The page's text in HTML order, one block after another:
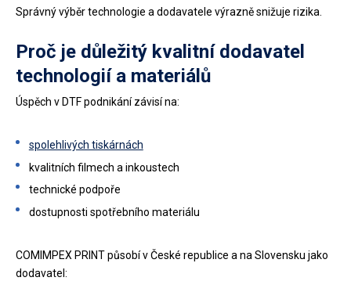
Správný výběr technologie a dodavatele výrazně snižuje rizika.
Proč je důležitý kvalitní dodavatel
technologií a materiálů
Úspěch v DTF podnikání závisí na:
spolehlivých tiskárnách
kvalitních filmech a inkoustech
technické podpoře
dostupnosti spotřebního materiálu
COMIMPEX PRINT působí v České republice a na Slovensku jako
dodavatel: